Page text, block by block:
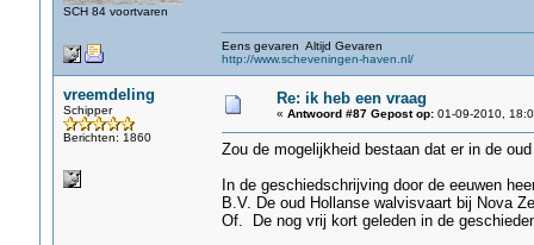
SCH 84 voortvaren
Eens gevaren Altijd Gevaren
http://www.scheveningen-haven.nl/
vreemdeling
Schipper
Berichten: 1860
Re: ik heb een vraag
« Antwoord #87 Gepost op:01-09-2010,
Zou de mogelijkheid bestaan dat er in de
In de geschiedschrijving door de eeuwen
B.V. De oud Hollanse walvisvaart bij Nova
Of. De nog vrij kort geleden in de